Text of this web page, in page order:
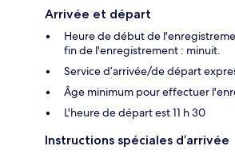
Arrivée et départ
Heure de début de
fin de l'enregistrement : minuit.
Service d’arrivée/de départ
Âge minimum pour effectuer
L'heure de départ est 11 h 30
Instructions spéciales d’arrivée